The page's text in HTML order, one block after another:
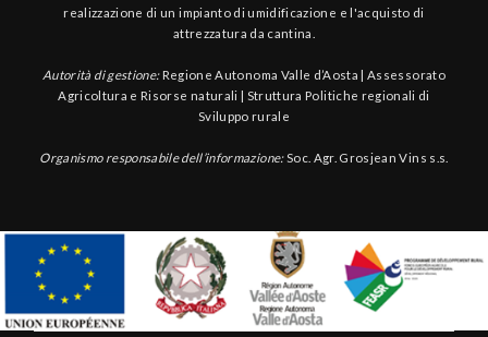
realizzazione di un impianto di umidificazione e l'acquisto di
attrezzatura da cantina.
Autorità di gestione:Regione Autonoma Valle d’Aosta | Assessorato
Agricoltura e Risorse naturali | Struttura Politiche regionali di
Sviluppo rurale
Organismo responsabile dell’informazione:Soc. Agr. Grosjean Vins s.s.